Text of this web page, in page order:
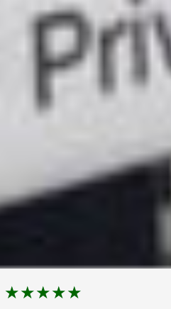
★★★